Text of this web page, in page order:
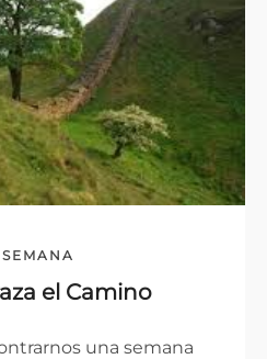
el Camino
una semana